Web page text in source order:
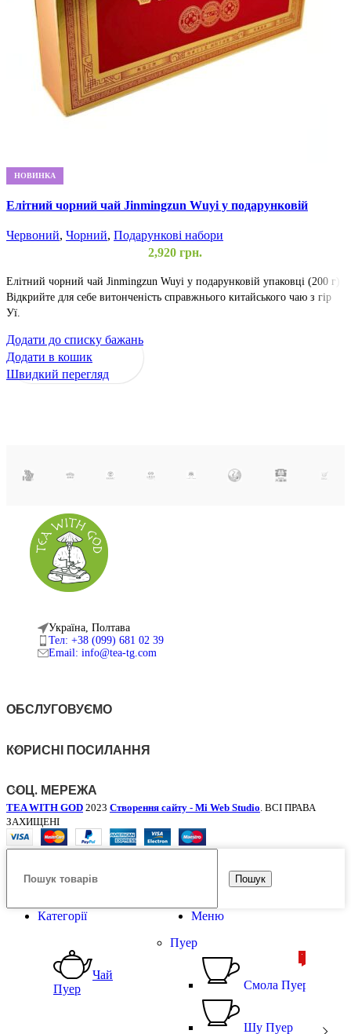
НОВИНКА
Елітний чорний чай Jinmingzun Wuyi у подарунковій
Червоний, Чорний, Подарункові набори
2,920грн.
Елітний чорний чай Jinmingzun Wuyi у подарунковій упаковці (200 г)
Відкрийте для себе витонченість справжнього китайського чаю з гір
Уї.
Додати до списку бажань
Додати в кошик
Швидкий перегляд
Україна, Полтава
Тел: +38 (099) 681 02 39
Email: info@tea-tg.com
ОБСЛУГОВУЄМО
КОРИСНІ ПОСИЛАННЯ
СОЦ. МЕРЕЖА
TEA WITH GOD 2023 Створення сайту - Mi Web Studio. ВСІ ПРАВА
ЗАХИЩЕНІ
Пошук
Меню
Категорії
Чай
Пуер
Пуер
Смола Пуера
ТОП
Шу Пуер